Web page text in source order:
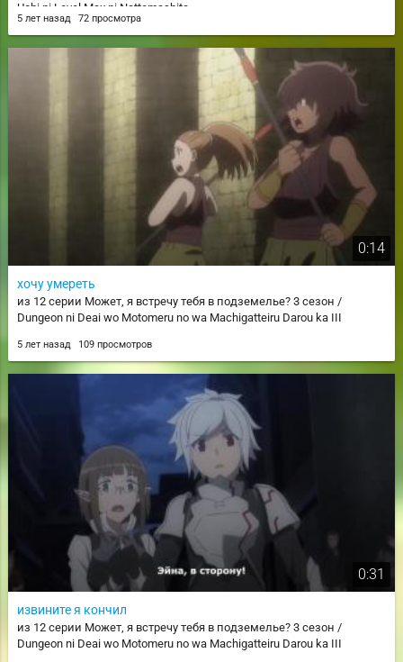
Uchi ni Level Max ni Nattemashita
5 лет назад 72 просмотра
0:14
хочу умереть
из 12 серии Может, я встречу тебя в подземелье? 3 сезон /
Dungeon ni Deai wo Motomeru no wa Machigatteiru Darou ka III
5 лет назад 109 просмотров
0:31
извините я кончил
из 12 серии Может, я встречу тебя в подземелье? 3 сезон /
Dungeon ni Deai wo Motomeru no wa Machigatteiru Darou ka III